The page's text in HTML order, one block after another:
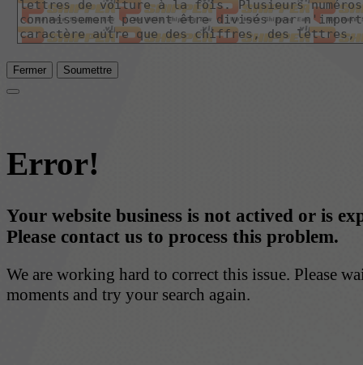
Fermer Soumettre
Error!
Your website business is not actived or is
Please contact us to process this problem.
We are working hard to correct this issue. Please
moments and try your search again.